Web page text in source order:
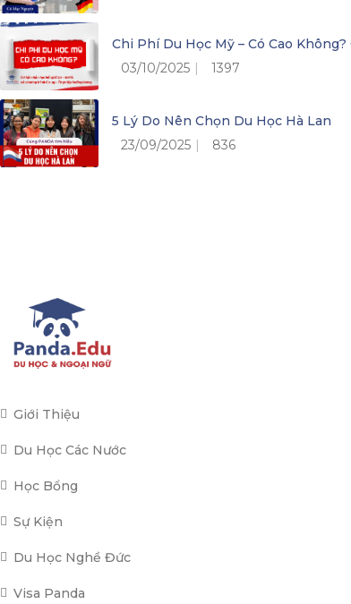
Chi Phí Du Học Mỹ – Có Cao
03/10/2025
1397
5 Lý Do Nên Chọn Du Học Hà Lan
23/09/2025
836
Giới Thiệu
Du Học Các Nước
Học Bổng
Sự Kiện
Du Học Nghề Đức
Visa Panda